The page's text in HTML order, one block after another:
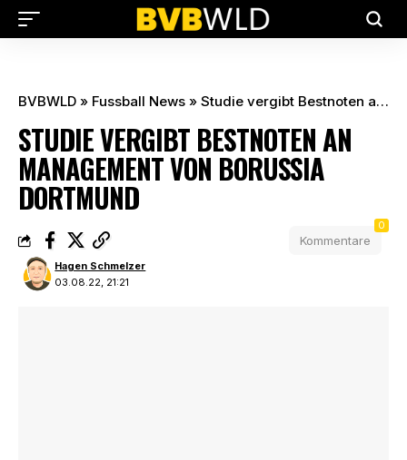
BVBWLD » Fussball News » Studie vergibt Bestnoten an Management von Borussia Dortmund
STUDIE VERGIBT BESTNOTEN AN
MANAGEMENT VON BORUSSIA
DORTMUND
03.08.22, 21:21
Hagen Schmelzer
Kommentare
0